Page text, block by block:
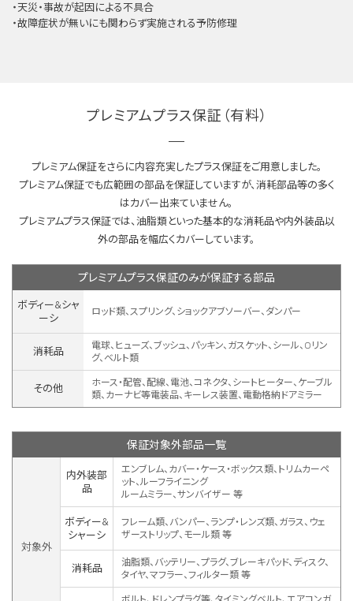
・天災・事故が起因による不具合
・故障症状が無いにも関わらず実施される予防修理
プレミアムプラス保証（有料）
プレミアム保証をさらに内容充実したプラス保証をご用意しました。
プレミアム保証でも広範囲の部品を保証していますが、消耗部品等の多く
はカバー出来ていません。
プレミアムプラス保証では、油脂類といった基本的な消耗品や内外装品以
外の部品を幅広くカバーしています。
プレミアムプラス保証のみが保証する部品
ボディー&シャ
ーシ
ロッド類、スプリング、ショックアブソーバー、ダンパー
消耗品
電球、ヒューズ、ブッシュ、パッキン、ガスケット、シール、Oリン
グ、ベルト類
その他
ホース・配管、配線、電池、コネクタ、シートヒーター、ケーブル
類、カーナビ等電装品、キーレス装置、 電動格納ドアミラー
保証対象外部品一覧
対象外
内外装部
品
エンブレム、カバー・ケース・ボックス類、トリムカーペ
ット、ルーフライニング
ルームミラー、サンバイザー 等
ボディー&
シャーシ
フレーム類、バンパー、ランプ・レンズ類、ガラス、ウェ
ザーストリップ、モール類 等
消耗品
油脂類、バッテリー、プラグ、ブレーキパッド、ディスク、
タイヤ、マフラー、フィルター類 等